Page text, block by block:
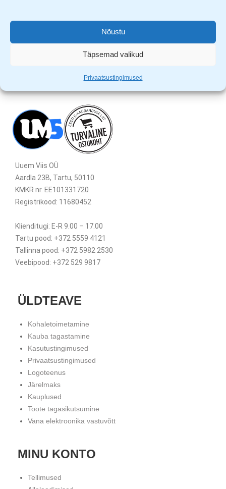
Nõustu
Täpsemad valikud
Privaatsustingimused
maksimaalne rõhk 120PSI
Uuem Viis OÜ
Aardla 23B, Tartu, 50110
KMKR nr. EE101331720
Registrikood: 11680452
Klienditugi: E-R 9.00 – 17.00
Tartu pood: +372 5559 4121
Tallinna pood: +372 5982 2530
Veebipood: +372 529 9817
ÜLDTEAVE
Kohaletoimetamine
Kauba tagastamine
Kasutustingimused
Privaatsustingimused
Logoteenus
Järelmaks
Kauplused
Toote tagasikutsumine
Vana elektroonika vastuvõtt
MINU KONTO
Tellimused